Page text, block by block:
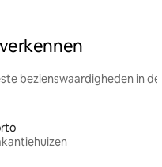
bezienswaardigheden in